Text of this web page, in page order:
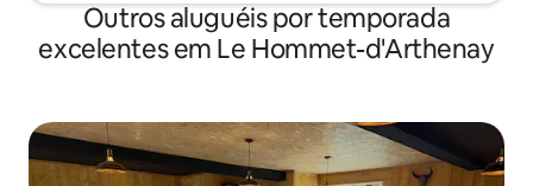
Outros aluguéis por temporada
excelentes em Le Hommet-d'Arthenay